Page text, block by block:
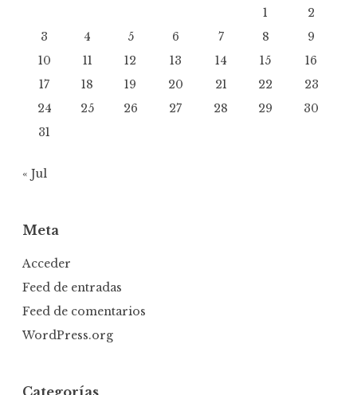
1
2
3
4 5 6 7 8
9
10
11 12 13 14 15
16
17
18 19 20 21 22
23
24
25 26 27 28 29
30
31
« Jul
Meta
Acceder
Feed de entradas
Feed de comentarios
WordPress.org